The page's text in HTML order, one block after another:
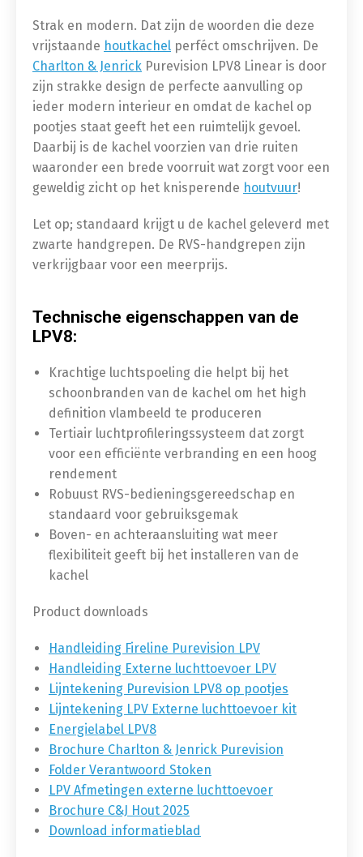
Strak en modern. Dat zijn de woorden die deze
vrijstaande houtkachel perféct omschrijven. De
Charlton & Jenrick Purevision LPV8 Linear is door
zijn strakke design de perfecte aanvulling op
ieder modern interieur en omdat de kachel op
pootjes staat geeft het een ruimtelijk gevoel.
Daarbij is de kachel voorzien van drie ruiten
waaronder een brede voorruit wat zorgt voor een
geweldig zicht op het knisperende houtvuur!
Let op; standaard krijgt u de kachel geleverd met
zwarte handgrepen. De RVS-handgrepen zijn
verkrijgbaar voor een meerprijs.
Technische eigenschappen van de
LPV8:
Krachtige luchtspoeling die helpt bij het
schoonbranden van de kachel om het high
definition vlambeeld te produceren
Tertiair luchtprofileringssysteem dat zorgt
voor een efficiënte verbranding en een hoog
rendement
Robuust RVS-bedieningsgereedschap en
standaard voor gebruiksgemak
Boven- en achteraansluiting wat meer
flexibiliteit geeft bij het installeren van de
kachel
Product downloads
Handleiding Fireline Purevision LPV
Handleiding Externe luchttoevoer LPV
Lijntekening Purevision LPV8 op pootjes
Lijntekening LPV Externe luchttoevoer kit
Energielabel LPV8
Brochure Charlton & Jenrick Purevision
Folder Verantwoord Stoken
LPV Afmetingen externe luchttoevoer
Brochure C&J Hout 2025
Download informatieblad